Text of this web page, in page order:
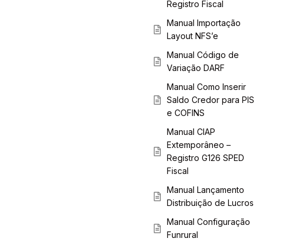
Registro Fiscal
Manual Importação
Layout NFS’e
Manual Código de
Variação DARF
Manual Como Inserir
Saldo Credor para PIS
e COFINS
Manual CIAP
Extemporâneo –
Registro G126 SPED
Fiscal
Manual Lançamento
Distribuição de Lucros
Manual Configuração
Funrural